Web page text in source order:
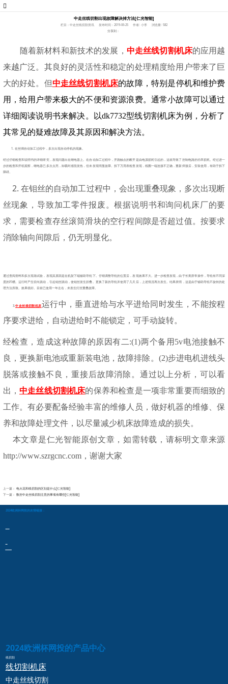
中走丝线切割出现故障解决掉方法[仁光智能]
栏目：中走丝线切割资讯 发布时间：2019-06-25 作者: 小李
浏览量: 582
分享到：
随着新材料和新技术的发展， 中走丝线切割机床的应用越
来越广泛。其良好的灵活性和稳定的处理精度给用户带来了巨
大的好处。但中走丝线切割机床的故障，特别是停机和维护费
用，给用户带来极大的不便和资源浪费。通常小故障可以通过
详细阅读说明书来解决。以dk7732型线切割机床为例，分析了
其常见的疑难故障及其原因和解决方法。
1. 在丝绸自动加工过程中，多次出现自动停机的现象。
经过仔细检查和说明书的详细研究，发现问题出在继电器上。在自动加工过程中，开路触点的断开是由电源损耗引起的，这就导致了控制电路的功率损耗。经过进一
步的检查和开机观察，继电器已多次点亮，卸载时感觉发热，但未发现明显故障。拆下万用表检查发现，线圈一端连接不正确，重新焊接后，安装使用，有助于拆下
障碍。
2. 在钼丝的自动加工过程中，会出现重叠现象，多次出现断
丝现象，导致加工零件报废。根据说明书和询问机床厂的要
求，需要检查存丝滚筒滑块的空行程间隙是否超过值。按要求
消除轴向间隙后，仍无明显化。
通过查阅资料和多次现场试验，发现其原因是在机架下端辅助导轮下。仔细调整导轮的位置后，发现效果不大。进一步检查发现，由于长期异常操作，导轮有不同深
度的凹槽。运行时产生径向跳动，引起钼丝跳动，使钼丝发生折叠。更换了新的导轮并使用了几天后，上述情况再次发生。结果表明，这是由于辅助导轮不旋转的处
理方法所致。效果很好。目前已使用一年左右，未发生灯丝重叠故障。
3.中走丝线切割机床运行中，垂直进给与水平进给同时发生，不能按程
序要求进给，自动进给时不能锁定，可手动旋转。
经检查，造成这种故障的原因有二:(1)两个备用5v电池接触不
良，更换新电池或重新装电池，故障排除。(2)步进电机进线头
脱落或接触不良，重接后故障消除。通过以上分析，可以看
出， 中走丝线切割机床的保养和检查是一项非常重要而细致的
工作。有必要配备经验丰富的维修人员，做好机器的维修、保
养和故障处理文件，以尽量减少机床故障造成的损失。
本文章是仁光智能原创文章，如需转载，请标明文章来源
http://www.szrgcnc.com，谢谢大家
上一篇： 电火花和线切割的区别是什么[仁光智能]
下一篇： 数控中走丝线切割注意的事项有哪些[仁光智能]
2024欧洲杯网投的友情链接：
2024欧洲杯网投的产品中心
线切割
线切割机床
中走丝线切割